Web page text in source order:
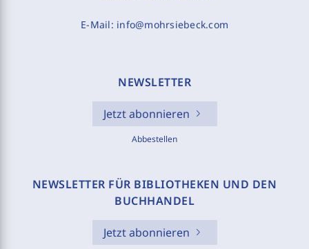
E-Mail: info@mohrsiebeck.com
NEWSLETTER
Jetzt abonnieren
Abbestellen
NEWSLETTER FÜR BIBLIOTHEKEN UND DEN
BUCHHANDEL
Jetzt abonnieren